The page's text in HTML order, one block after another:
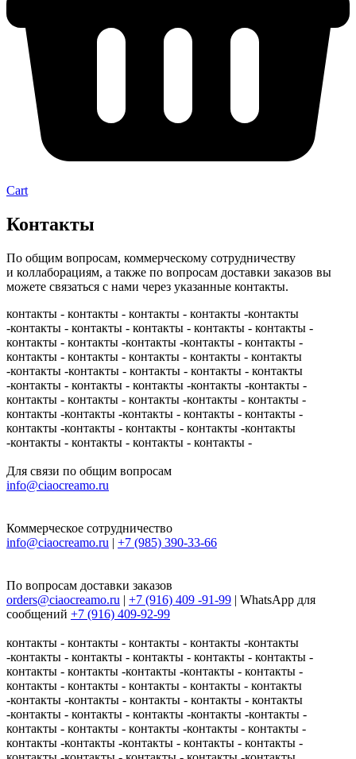
Cart
Контакты
По общим вопросам, коммерческому сотрудничеству
и коллаборациям, а также по вопросам доставки заказов вы
можете связаться с нами через указанные контакты.
контакты - контакты - контакты - контакты -контакты
-контакты - контакты - контакты - контакты - контакты -
контакты - контакты -контакты -контакты - контакты -
контакты - контакты - контакты - контакты - контакты
-контакты -контакты - контакты - контакты - контакты
-контакты - контакты - контакты -контакты -контакты -
контакты - контакты - контакты -контакты - контакты -
контакты -контакты -контакты - контакты - контакты -
контакты -контакты - контакты - контакты -контакты
-контакты - контакты - контакты - контакты -
Для связи по общим вопросам
info@ciaocreamo.ru
Коммерческое сотрудничество
info@ciaocreamo.ru | +7 (985) 390-33-66
По вопросам доставки заказов
orders@ciaocreamo.ru | +7 (916) 409 -91-99 | WhatsApp для
сообщений +7 (916) 409-92-99
контакты - контакты - контакты - контакты -контакты
-контакты - контакты - контакты - контакты - контакты -
контакты - контакты -контакты -контакты - контакты -
контакты - контакты - контакты - контакты - контакты
-контакты -контакты - контакты - контакты - контакты
-контакты - контакты - контакты -контакты -контакты -
контакты - контакты - контакты -контакты - контакты -
контакты -контакты -контакты - контакты - контакты -